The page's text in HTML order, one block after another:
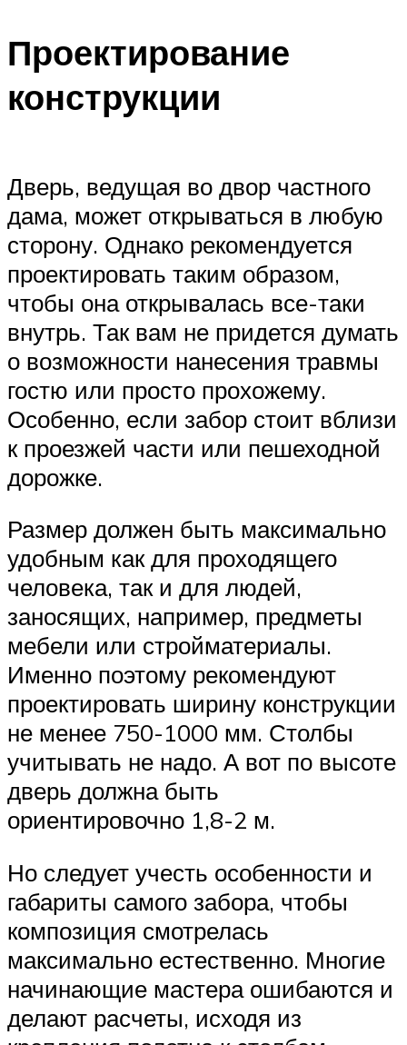
Проектирование
конструкции
Дверь, ведущая во двор частного
дама, может открываться в любую
сторону. Однако рекомендуется
проектировать таким образом,
чтобы она открывалась все-таки
внутрь. Так вам не придется думать
о возможности нанесения травмы
гостю или просто прохожему.
Особенно, если забор стоит вблизи
к проезжей части или пешеходной
дорожке.
Размер должен быть максимально
удобным как для проходящего
человека, так и для людей,
заносящих, например, предметы
мебели или стройматериалы.
Именно поэтому рекомендуют
проектировать ширину конструкции
не менее 750-1000 мм. Столбы
учитывать не надо. А вот по высоте
дверь должна быть
ориентировочно 1,8-2 м.
Но следует учесть особенности и
габариты самого забора, чтобы
композиция смотрелась
максимально естественно. Многие
начинающие мастера ошибаются и
делают расчеты, исходя из